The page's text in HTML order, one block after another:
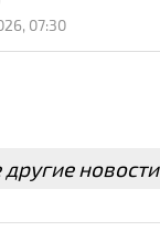
07:30
новости